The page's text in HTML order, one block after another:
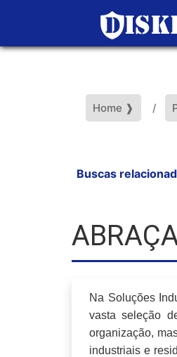
Home ❱
Buscas
Na Soluções
vasta seleção
organização,
industriais e